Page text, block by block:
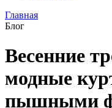
Главная
Блог
Весенние
модные
пышными